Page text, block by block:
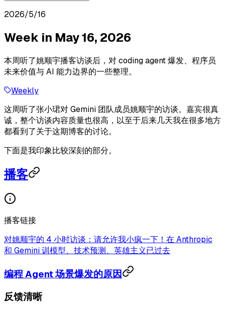
2026/5/16
Week in May 16, 2026
本周听了姚顺宇播客访谈后，对 coding agent 爆发、程序员
未来价值与 AI 能力边界的一些整理。
Weekly
这周听了张小珺对 Gemini 团队成员姚顺宇的访谈。嘉宾很真
诚，整个访谈内容质量也很高，以至于后来几天我在很多地方
都看到了关于这期博客的讨论。
下面是我印象比较深刻的部分。
播客
播客链接
对姚顺宇的 4 小时访谈：请允许我小疯一下！在 Anthropic
和 Gemini 训模型、技术预测、英雄主义已过去
编程 Agent 场景爆发的原因
反馈清晰